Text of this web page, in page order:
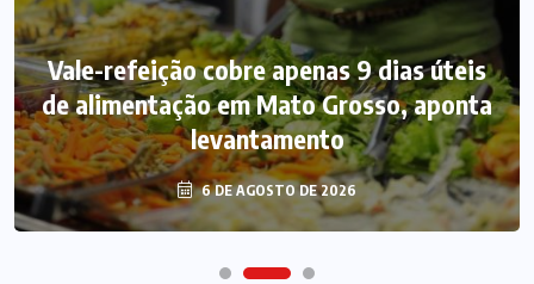
Vale-refeição cobre apenas 9 dias úteis
de alimentação em Mato Grosso, aponta
levantamento
6 DE AGOSTO DE 2026